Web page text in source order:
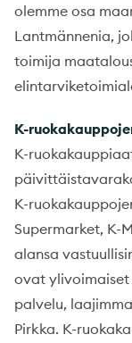
olemme osa
Lantmännenia,
toimija
K-
K-
K-
Supermarket, K-
alansa
ovat
palvelu,
Pirkka. K-